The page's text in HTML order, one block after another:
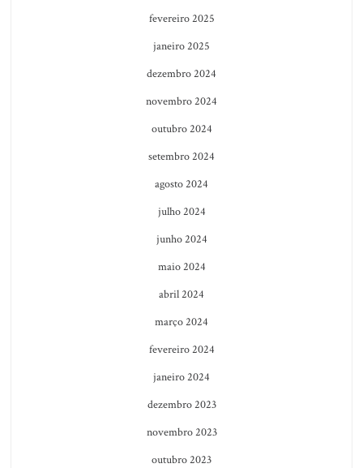
fevereiro 2025
janeiro 2025
dezembro 2024
novembro 2024
outubro 2024
setembro 2024
agosto 2024
julho 2024
junho 2024
maio 2024
abril 2024
março 2024
fevereiro 2024
janeiro 2024
dezembro 2023
novembro 2023
outubro 2023